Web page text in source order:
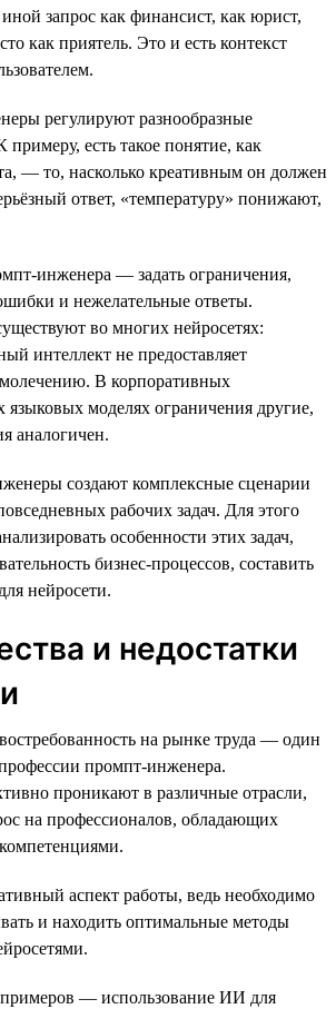
запрос как финансист, как юрист,
как приятель. Это и есть контекст
регулируют разнообразные
есть такое понятие, как
— то, насколько креативным он должен
ответ, «температуру» понижают,
инженера — задать ограничения,
и нежелательные ответы.
во многих нейросетях:
интеллект не предоставляет
В корпоративных
языковых моделях ограничения другие,
аналогичен.
создают комплексные сценарии
рабочих задач. Для этого
особенности этих задач,
бизнес-процессов, составить
нейросети.
и недостатки
на рынке труда — один
промпт-инженера.
проникают в различные отрасли,
на профессионалов, обладающих
аспект работы, ведь необходимо
и находить оптимальные методы
— использование ИИ для